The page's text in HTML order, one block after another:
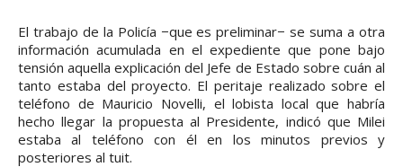
El trabajo de la Policía −que es preliminar− se suma a otra
información acumulada en el expediente que pone bajo
tensión aquella explicación del Jefe de Estado sobre cuán al
tanto estaba del proyecto. El peritaje realizado sobre el
teléfono de Mauricio Novelli, el lobista local que habría
hecho llegar la propuesta al Presidente, indicó que Milei
estaba al teléfono con él en los minutos previos y
posteriores al tuit.